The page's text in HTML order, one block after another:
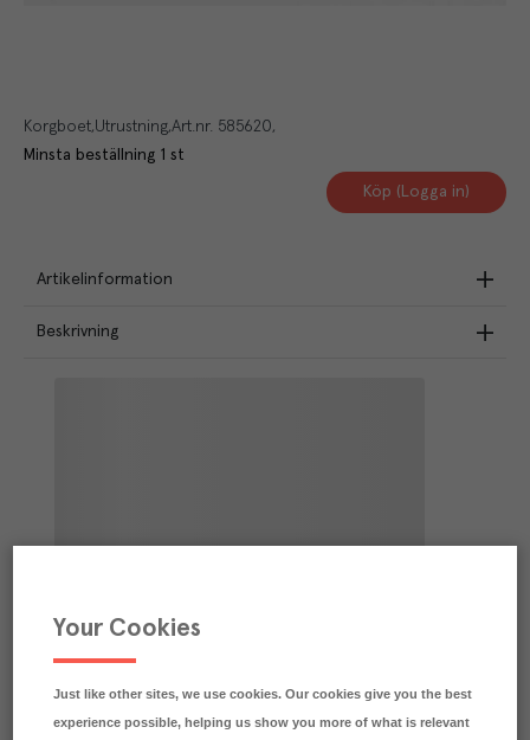
Korgboet Utrustning Art.nr. 585620
Minsta beställning 1 st
Köp (Logga in)
Artikelinformation
Beskrivning
Your Cookies
Just like other sites, we use cookies. Our cookies give you the best
experience possible, helping us show you more of what is relevant